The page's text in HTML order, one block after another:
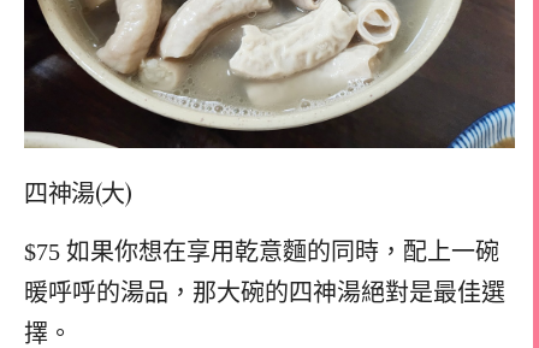
四神湯(大)
$75 如果你想在享用乾意麵的同時，配上一碗
暖呼呼的湯品，那大碗的四神湯絕對是最佳選
擇。